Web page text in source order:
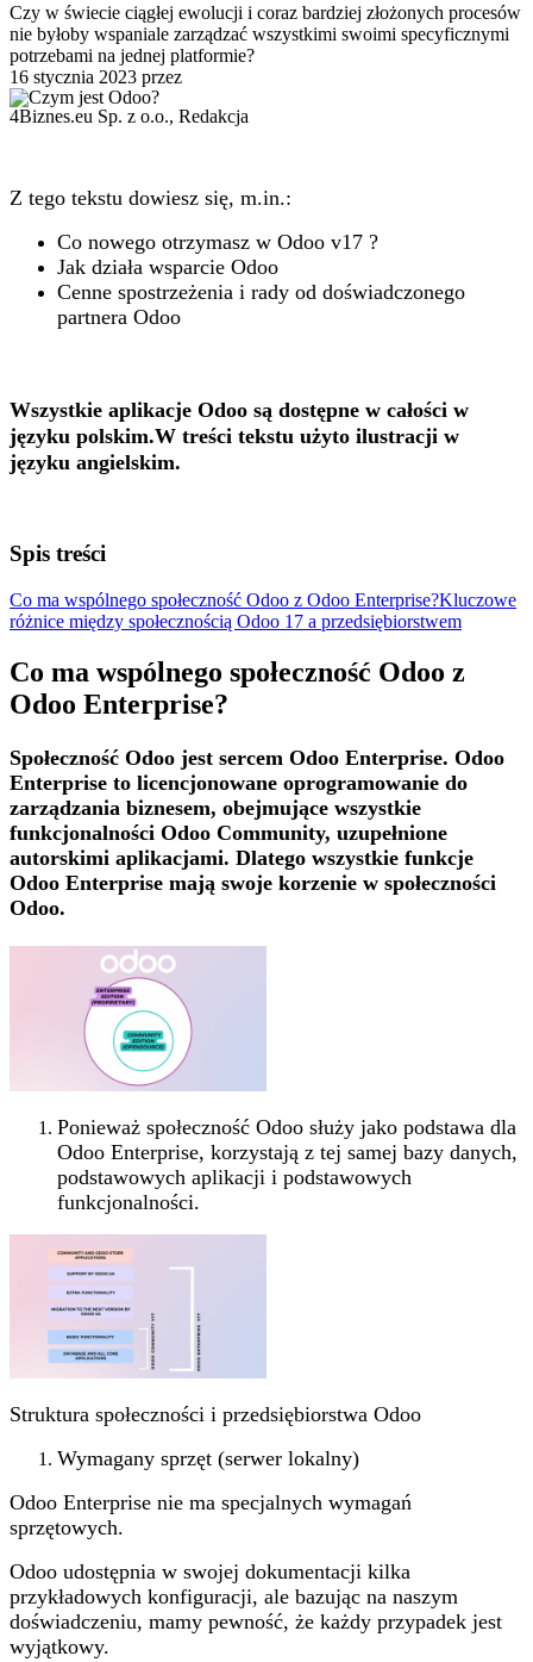
Czy w świecie ciągłej ewolucji i coraz bardziej złożonych procesów
nie byłoby wspaniale zarządzać wszystkimi swoimi specyficznymi
potrzebami na jednej platformie?
16 stycznia 2023 przez
4Biznes.eu Sp. z o.o., Redakcja
Z tego tekstu dowiesz się, m.in.:
Co nowego otrzymasz w Odoo v17 ?
Jak działa wsparcie Odoo
Cenne spostrzeżenia i rady od doświadczonego
partnera Odoo
Wszystkie aplikacje Odoo są dostępne w całości w
języku polskim.W treści tekstu użyto ilustracji w
języku angielskim.
Spis treści
Co ma wspólnego społeczność Odoo z Odoo Enterprise?Kluczowe
różnice między społecznością Odoo 17 a przedsiębiorstwem
Co ma wspólnego społeczność Odoo z
Odoo Enterprise?
Społeczność Odoo jest sercem Odoo Enterprise. Odoo
Enterprise to licencjonowane oprogramowanie do
zarządzania biznesem, obejmujące wszystkie
funkcjonalności Odoo Community, uzupełnione
autorskimi aplikacjami. Dlatego wszystkie funkcje
Odoo Enterprise mają swoje korzenie w społeczności
Odoo.
Ponieważ społeczność Odoo służy jako podstawa dla
Odoo Enterprise, korzystają z tej samej bazy danych,
podstawowych aplikacji i podstawowych
funkcjonalności.
Struktura społeczności i przedsiębiorstwa Odoo
Wymagany sprzęt (serwer lokalny)
Odoo Enterprise nie ma specjalnych wymagań
sprzętowych.
Odoo udostępnia w swojej dokumentacji kilka
przykładowych konfiguracji, ale bazując na naszym
doświadczeniu, mamy pewność, że każdy przypadek jest
wyjątkowy.